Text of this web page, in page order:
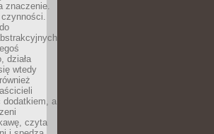
znaczenie.
działa
wtedy
dodatkiem, a
czyta